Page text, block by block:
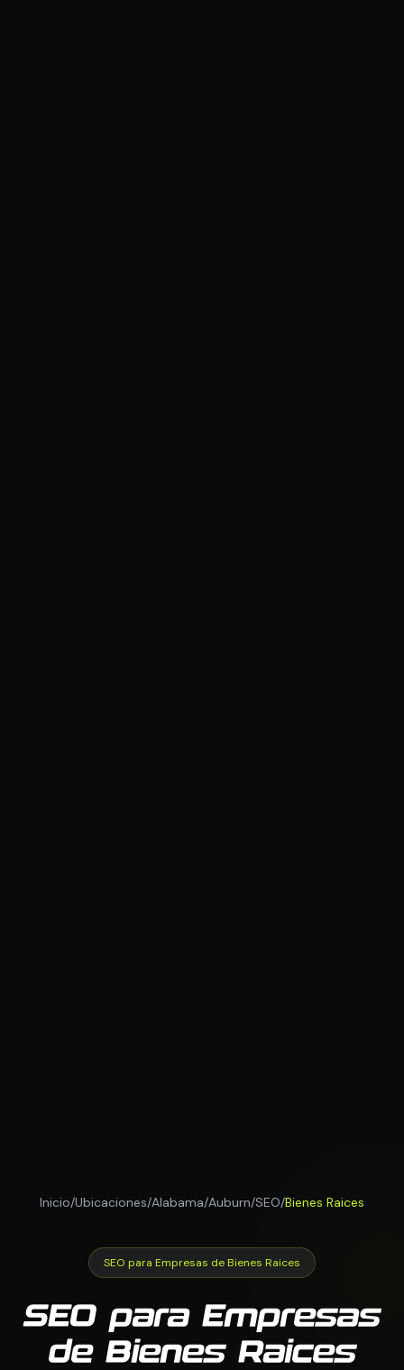
Inicio/Ubicaciones/Alabama/Auburn/SEO/Bienes Raices
SEO para Empresas de Bienes Raices
SEO para Empresas
de Bienes Raices